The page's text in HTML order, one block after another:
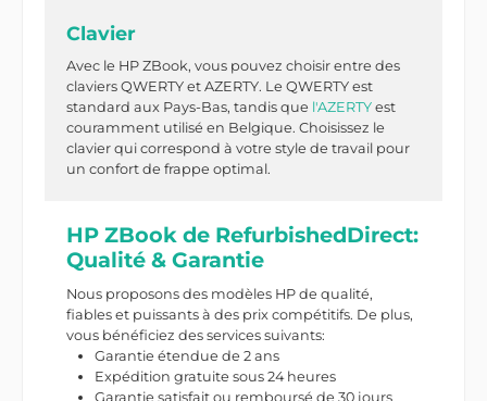
Clavier
Avec le HP ZBook, vous pouvez choisir entre des
claviers QWERTY et AZERTY. Le QWERTY est
standard aux Pays-Bas, tandis que l'AZERTY est
couramment utilisé en Belgique. Choisissez le
clavier qui correspond à votre style de travail pour
un confort de frappe optimal.
HP ZBook de RefurbishedDirect:
Qualité & Garantie
Nous proposons des modèles HP de qualité,
fiables et puissants à des prix compétitifs. De plus,
vous bénéficiez des services suivants:
Garantie étendue de 2 ans
Expédition gratuite sous 24 heures
Garantie satisfait ou remboursé de 30 jours